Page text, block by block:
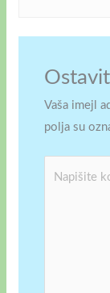
Vaša imejl
polja su